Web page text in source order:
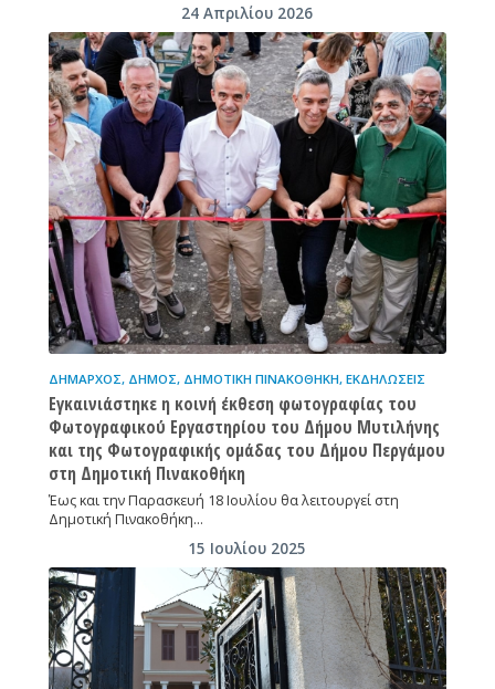
24 Απριλίου 2026
ΔΉΜΑΡΧΟΣ, ΔΉΜΟΣ, ΔΗΜΟΤΙΚΉ ΠΙΝΑΚΟΘΉΚΗ, ΕΚΔΗΛΏΣΕΙΣ
Εγκαινιάστηκε η κοινή έκθεση φωτογραφίας του
Φωτογραφικού Εργαστηρίου του Δήμου Μυτιλήνης
και της Φωτογραφικής ομάδας του Δήμου Περγάμου
στη Δημοτική Πινακοθήκη
Έως και την Παρασκευή 18 Ιουλίου θα λειτουργεί στη
Δημοτική Πινακοθήκη…
15 Ιουλίου 2025